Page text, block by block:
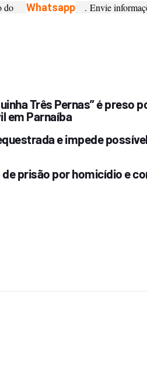
do Whatsapp. Envie
Três Pernas” é preso
em Parnaíba
e impede
prisão por homicídio e